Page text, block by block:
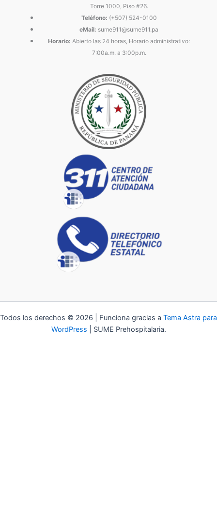
Torre 1000, Piso #26.
Teléfono: (+507) 524-0100
eMail: sume911@sume911.pa
Horario: Abierto las 24 horas, Horario administrativo:
7:00a.m. a 3:00p.m.
Todos los derechos © 2026 | Funciona gracias a Tema Astra para
WordPress | SUME Prehospitalaria.